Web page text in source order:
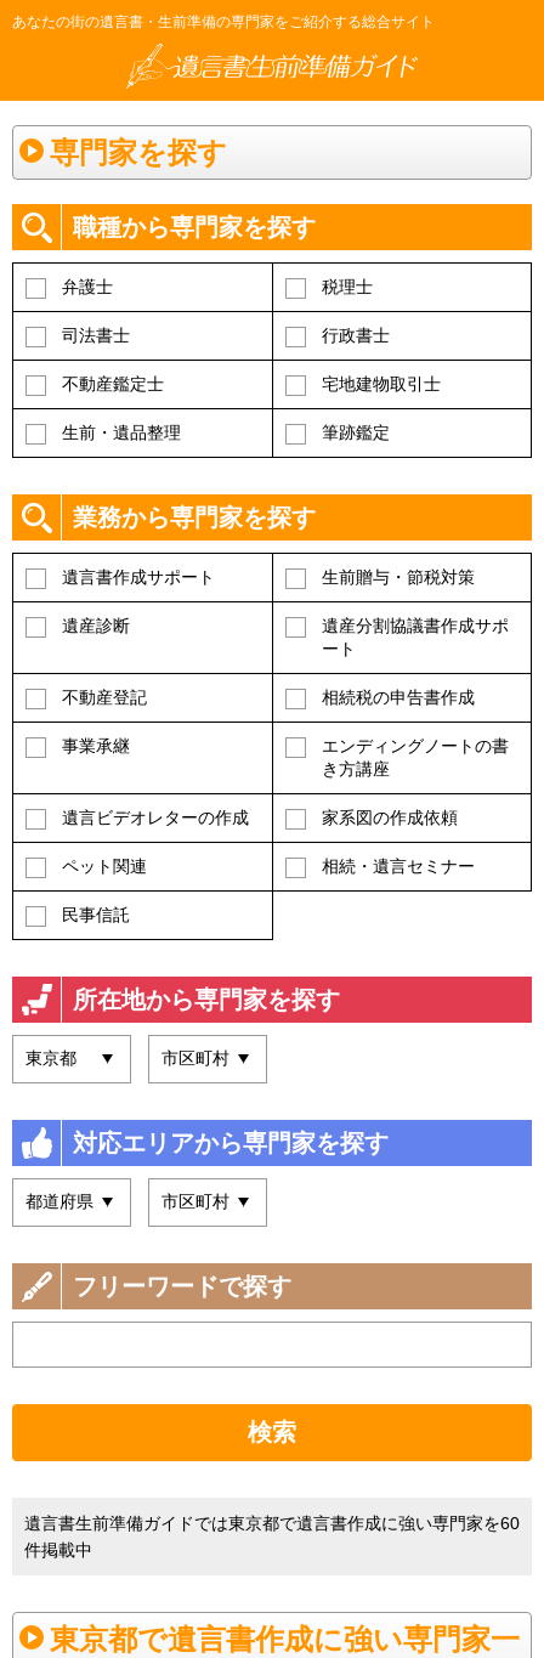
あなたの街の遺言書・生前準備の専門家をご紹介する総合サイト
専門家を探す
職種から専門家を探す
弁護士 税理士
司法書士 行政書士
不動産鑑定士 宅地建物取引士
生前・遺品整理 筆跡鑑定
業務から専門家を探す
遺言書作成サポート 生前贈与・節税対策
遺産診断
遺産分割協議書作成サポ
ート
不動産登記 相続税の申告書作成
事業承継
エンディングノートの書
き方講座
遺言ビデオレターの作成 家系図の作成依頼
ペット関連 相続・遺言セミナー
民事信託
所在地から専門家を探す
対応エリアから専門家を探す
フリーワードで探す
検索
遺言書生前準備ガイドでは東京都で遺言書作成に強い専門家を60
件掲載中
東京都で遺言書作成に強い専門家一